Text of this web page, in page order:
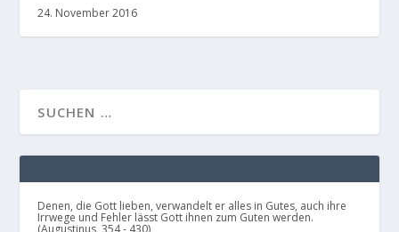
24. November 2016
Denen, die Gott lieben, verwandelt er alles in Gutes, auch ihre
Irrwege und Fehler lässt Gott ihnen zum Guten werden.
(Augustinus, 354 - 430)